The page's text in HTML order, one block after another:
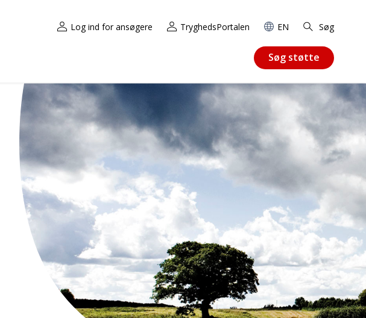
Log ind for ansøgere TryghedsPortalen EN Søg
Søg støtte